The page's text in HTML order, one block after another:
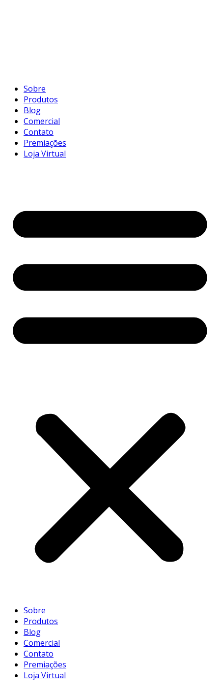
Sobre
Produtos
Blog
Comercial
Contato
Premiações
Loja Virtual
Sobre
Produtos
Blog
Comercial
Contato
Premiações
Loja Virtual